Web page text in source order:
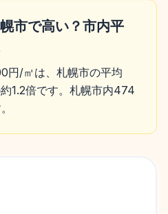
市で高い？市内平
円/㎡は、札幌市の平均
1.2倍です。札幌市内474